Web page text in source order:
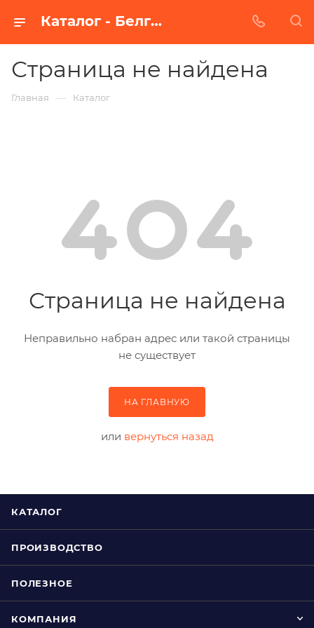
Каталог - Белгороде
Страница не найдена
Главная — Каталог
Страница не найдена
Неправильно набран адрес или такой страницы
не существует
НА ГЛАВНУЮ
или вернуться назад
КАТАЛОГ
ПРОИЗВОДСТВО
ПОЛЕЗНОЕ
КОМПАНИЯ